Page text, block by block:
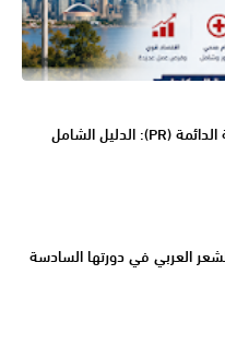
الهجرة إلى كندا والحصول على الإقامة الدائمة (PR): الدليل الشامل
العربي في دورتها السادسة